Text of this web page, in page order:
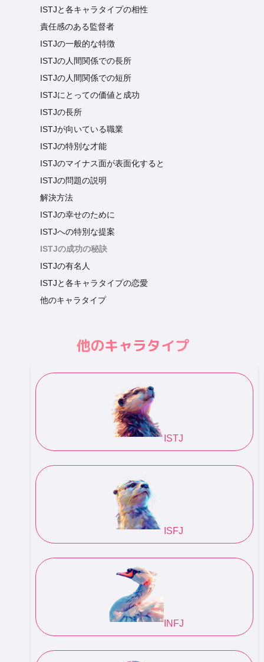
ISTJと各キャラタイプの相性
責任感のある監督者
ISTJの一般的な特徴
ISTJの人間関係での長所
ISTJの人間関係での短所
ISTJにとっての価値と成功
ISTJの長所
ISTJが向いている職業
ISTJの特別な才能
ISTJのマイナス面が表面化すると
ISTJの問題の説明
解決方法
ISTJの幸せのために
ISTJへの特別な提案
ISTJの成功の秘訣
ISTJの有名人
ISTJと各キャラタイプの恋愛
他のキャラタイプ
他のキャラタイプ
ISTJ
ISFJ
INFJ